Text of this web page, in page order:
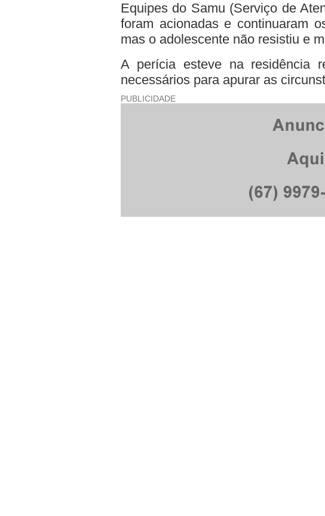
Equipes do Samu (Serviço de
foram acionadas e continuaram
mas o adolescente não resistiu e
A perícia esteve na residência
necessários para apurar as
PUBLICIDADE